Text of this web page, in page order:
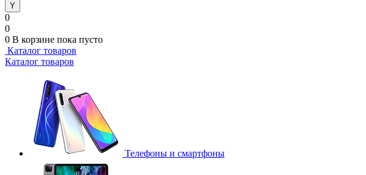
0
0
0 В корзине пока пусто
Каталог товаров
Каталог товаров
Телефоны и смартфоны